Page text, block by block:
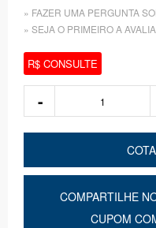
» FAZER UMA PERGUNTA
» SEJA O PRIMEIRO A
R$ CONSULTE
COMPARTILHE
CUPOM